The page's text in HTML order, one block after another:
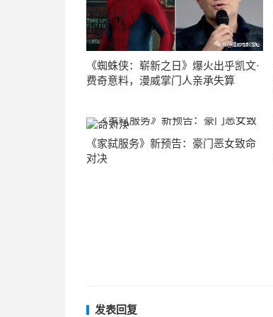
《蜘蛛侠：崭新之日》爆火出乎凯文·
费奇意料，漫威掌门人亲承失算
《家弑服务》新预告：豪门恶女致命
对决
发表回复